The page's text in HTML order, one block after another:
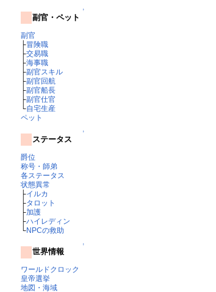
↑
副官・ペット
副官
├冒険職
├交易職
├海事職
├副官スキル
├副官回航
├副官船長
├副官仕官
└自宅生産
ペット
↑
ステータス
爵位
称号・師弟
各ステータス
状態異常
├イルカ
├タロット
├加護
├ハイレディン
└NPCの救助
↑
世界情報
ワールドクロック
皇帝選挙
地図・海域